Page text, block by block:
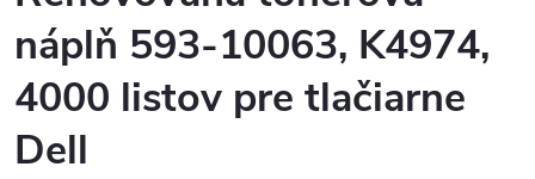
náplň 593-10063, K4974,
4000 listov pre tlačiarne
Dell